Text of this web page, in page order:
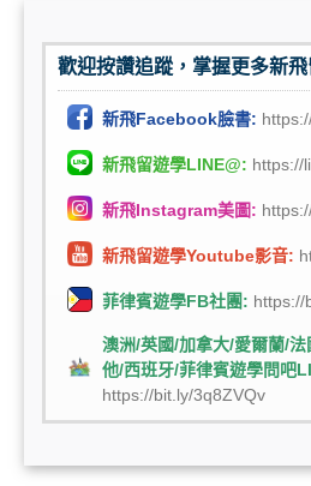
歡迎按讚追蹤，掌握更多新飛
新飛Facebook臉書:
新飛留遊學LINE@: https://
新飛Instagram美圖:
新飛留遊學Youtube影音:
菲律賓遊學FB社團: https://
澳洲/英國/加拿大/愛爾蘭/
他/西班牙/菲律賓遊學問吧
https://bit.ly/3q8ZVQv